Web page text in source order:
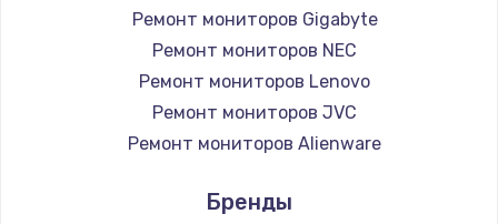
Настройка Wi-Fi
1030 руб.
Заказать
Замена шим-контроллера
3900 руб.
Ремонт мониторов Gigabyte
Ремонт мониторов NEC
Ремонт мониторов Lenovo
Ремонт мониторов JVC
Ремонт мониторов Alienware
Ремонт мониторов Thunderobot
Бренды